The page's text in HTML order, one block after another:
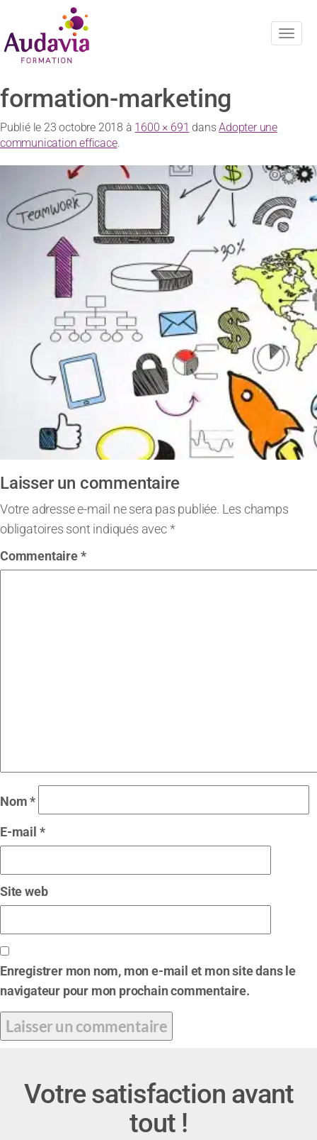
formation-marketing
Publié le 23 octobre 2018 à 1600 × 691 dansAdopter une
communication efficace.
Laisser un commentaire
Votre adresse e-mail ne sera pas publiée. Les champs
obligatoires sont indiqués avec*
Commentaire*
Nom*
E-mail *
Site web
Enregistrer mon nom, mon e-mail et mon site dans le
navigateur pour mon prochain commentaire.
Votre satisfaction avant
tout !